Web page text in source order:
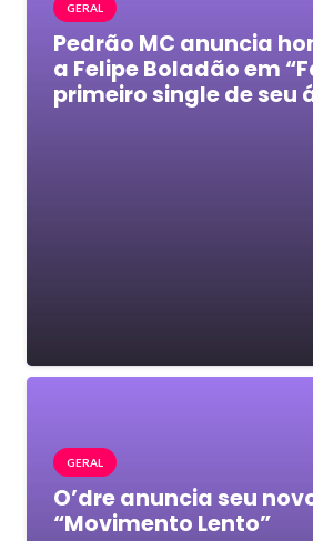
GERAL
Pedrão MC anuncia
a Felipe Boladão em
primeiro single de seu
GERAL
O’dre anuncia seu
“Movimento Lento”